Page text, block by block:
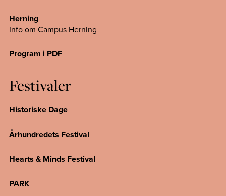
Herning
Info om Campus Herning
Program i PDF
Festivaler
Historiske Dage
Århundredets Festival
Hearts & Minds Festival
PARK